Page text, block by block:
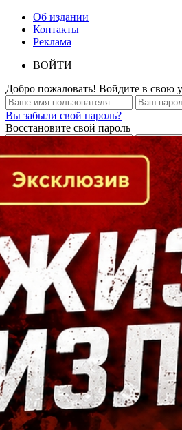
Об издании
Контакты
Реклама
ВОЙТИ
Добро пожаловать! Войдите в свою
Вы забыли свой пароль?
Восстановите свой пароль
Кто есть кто в Байкальском регионе